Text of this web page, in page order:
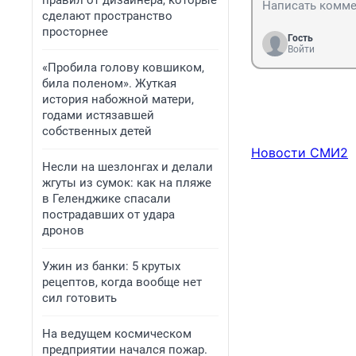
сделают пространство
просторнее
«Пробила голову ковшиком,
била поленом». Жуткая
история набожной матери,
годами истязавшей
собственных детей
Несли на шезлонгах и делали
жгуты из сумок: как на пляже
в Геленджике спасали
пострадавших от удара
дронов
Ужин из банки: 5 крутых
рецептов, когда вообще нет
сил готовить
На ведущем космическом
предприятии начался пожар.
Гость
Войти
Новости СМИ2